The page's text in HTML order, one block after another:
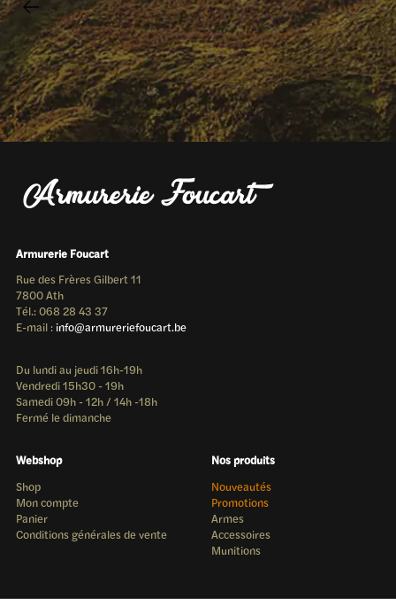
Armurerie Foucart
Rue des Frères Gilbert 11
7800 Ath
Tél.: 068 28 43 37
E-mail : info@armureriefoucart.be
Du lundi au jeudi 16h-19h
Vendredi 15h30 - 19h
Samedi 09h - 12h / 14h -18h
Fermé le dimanche
Webshop
Shop
Mon compte
Panier
Conditions générales de vente
Nos produits
Nouveautés
Promotions
Armes
Accessoires
Munitions